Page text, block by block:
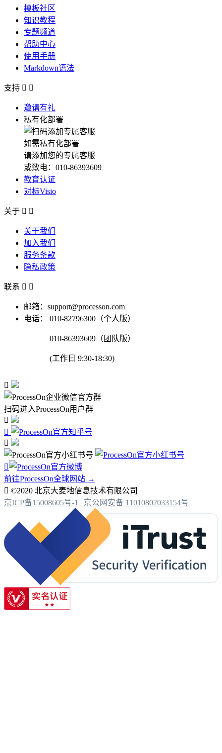
模板社区
知识教程
专题频道
帮助中心
使用手册
Markdown语法
支持  
邀请有礼
私有化部署
如需私有化部署
请添加您的专属客服
或致电：010-86393609
教育认证
对标Visio
关于  
关于我们
加入我们
服务条款
隐私政策
联系  
邮箱：support@processon.com
电话：
010-82796300（个人版）
010-86393609（团队版）
(工作日 9:30-18:30)

扫码进入ProcessOn用户群




前往ProcessOn全球网站 →
 ©2020 北京大麦地信息技术有限公司
京ICP备15008605号-1 | 京公网安备 11010802033154号